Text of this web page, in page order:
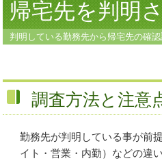
帰宅先を判明
判明している勤務先から帰宅先の確
調査方法と注意
勤務先が判明している事が前
イト・営業・内勤）などの違